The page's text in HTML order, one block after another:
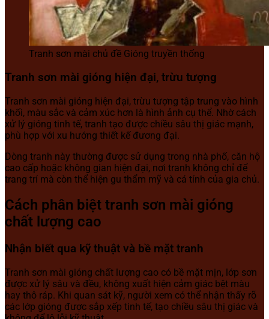
Tranh sơn mài chủ đề Gióng truyền thống
Tranh sơn mài gióng hiện đại, trừu tượng
Tranh sơn mài gióng hiện đại, trừu tượng tập trung vào hình
khối, màu sắc và cảm xúc hơn là hình ảnh cụ thể. Nhờ cách
xử lý gióng tinh tế, tranh tạo được chiều sâu thị giác mạnh,
phù hợp với xu hướng thiết kế đương đại.
Dòng tranh này thường được sử dụng trong nhà phố, căn hộ
cao cấp hoặc không gian hiện đại, nơi tranh không chỉ để
trang trí mà còn thể hiện gu thẩm mỹ và cá tính của gia chủ.
Cách phân biệt tranh sơn mài gióng
chất lượng cao
Nhận biết qua kỹ thuật và bề mặt tranh
Tranh sơn mài gióng chất lượng cao có bề mặt mịn, lớp sơn
được xử lý sâu và đều, không xuất hiện cảm giác bệt màu
hay thô ráp. Khi quan sát kỹ, người xem có thể nhận thấy rõ
các lớp gióng được sắp xếp tinh tế, tạo chiều sâu thị giác và